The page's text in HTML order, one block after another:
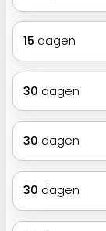
15 dagen
30 dagen
30 dagen
30 dagen